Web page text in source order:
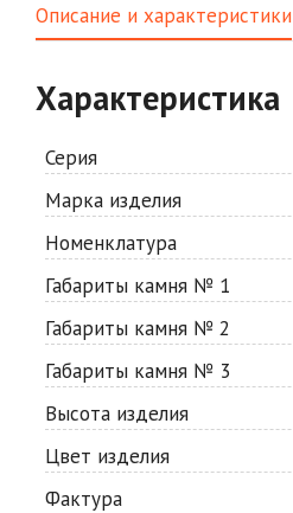
Клинкер
1 040 ₽/м
Сахара
1 040 ₽/м 2
Яшма
2
Описание и характеристики
Характеристика
Серия
Марка изделия
Номенклатура
Габариты камня № 1
Габариты камня № 2
Габариты камня № 3
Высота изделия
Цвет изделия
Фактура